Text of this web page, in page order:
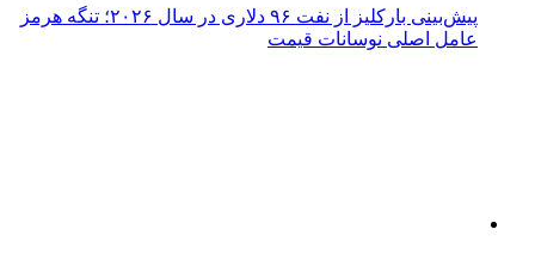
پیش‌بینی بارکلیز از نفت ۹۶ دلاری در سال ۲۰۲۶؛ تنگه هرمز
عامل اصلی نوسانات قیمت